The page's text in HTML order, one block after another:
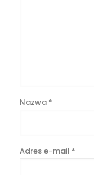
Nazwa *
Adres e-mail *